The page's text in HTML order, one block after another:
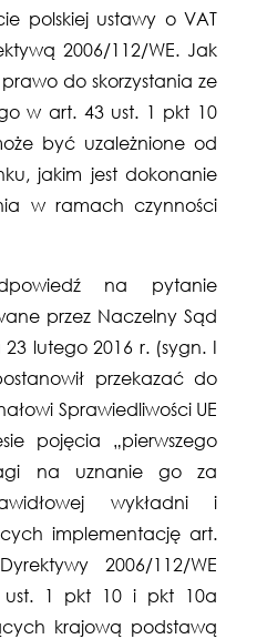
polskiej ustawy o VAT
2006/112/WE. Jak
do skorzystania ze
w art. 43 ust. 1 pkt 10
być uzależnione od
jakim jest dokonanie
w ramach czynności
na pytanie
przez Naczelny Sąd
lutego 2016 r. (sygn. I
przekazać do
Sprawiedliwości UE
pojęcia „pierwszego
na uznanie go za
wykładni i
implementację art.
2006/112/WE
ust. 1 pkt 10 i pkt 10a
krajową podstawą